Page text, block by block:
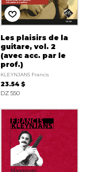
Les plaisirs de la
guitare, vol. 2
(avec acc. par le
prof.)
KLEYNJANS Francis
23.54 $
DZ 550